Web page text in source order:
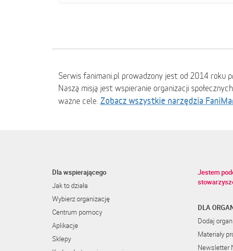
Serwis fanimani.pl prowadzony jest od 2014 roku
Naszą misją jest wspieranie organizacji
ważne cele. Zobacz wszystkie narzędzia
Dla wspierającego
Jak to działa
Wybierz organizację
Centrum pomocy
Aplikacje
Sklepy
Jestem
DLA
Dodaj
Materiały
Newsletter